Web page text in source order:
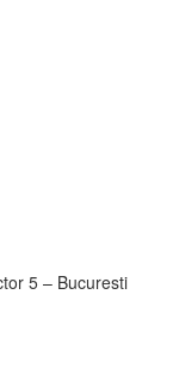
5 – Bucuresti